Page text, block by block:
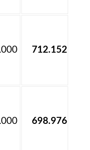
712.152
698.976